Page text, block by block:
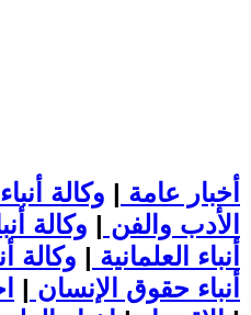
أخبار عامة | وكالة
الأدب والفن | وكالة
أنباء العلمانية | وكالة
أنباء حقوق الإنسان |